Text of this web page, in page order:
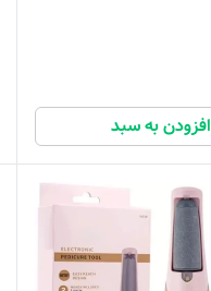
افزودن به سبد